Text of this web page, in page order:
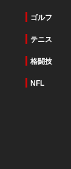
ゴルフ
テニス
格闘技
NFL